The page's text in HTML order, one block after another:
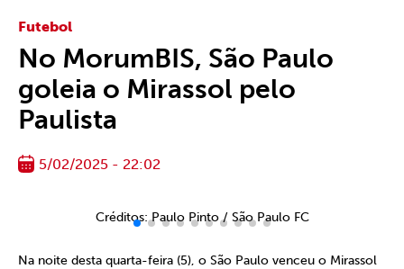
Futebol
No MorumBIS, São Paulo
goleia o Mirassol pelo
Paulista
5/02/2025 - 22:02
Créditos: Paulo Pinto / São Paulo FC
Na noite desta quarta-feira (5), o São Paulo venceu o Mirassol